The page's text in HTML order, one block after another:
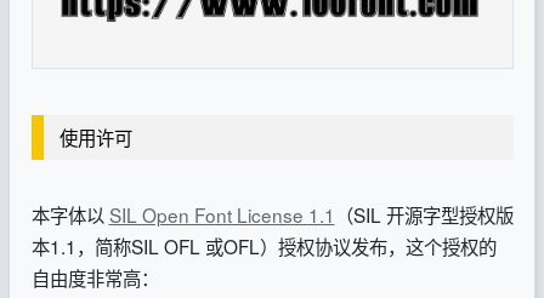
使用许可
本字体以 SIL Open Font License 1.1 （SIL 开源字型授权版
本1.1，简称SIL OFL 或OFL）授权协议发布，这个授权的
自由度非常高：